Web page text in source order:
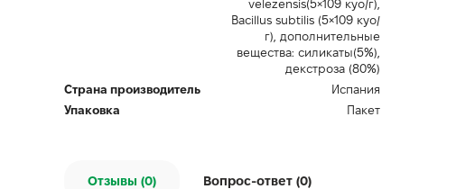
velezensis(5×109 куо/г),
Bacillus subtilis (5×109 куо/
г), дополнительные
вещества: силикаты(5%),
декстроза (80%)
Страна производитель
Испания
Упаковка
Пакет
Отзывы (0) Вопрос-ответ (0)